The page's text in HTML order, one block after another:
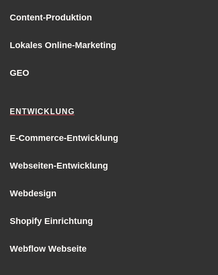
Content-Produktion
Lokales Online-Marketing
GEO
ENTWICKLUNG
E-Commerce-Entwicklung
Webseiten-Entwicklung
Webdesign
Shopify Einrichtung
Webflow Webseite